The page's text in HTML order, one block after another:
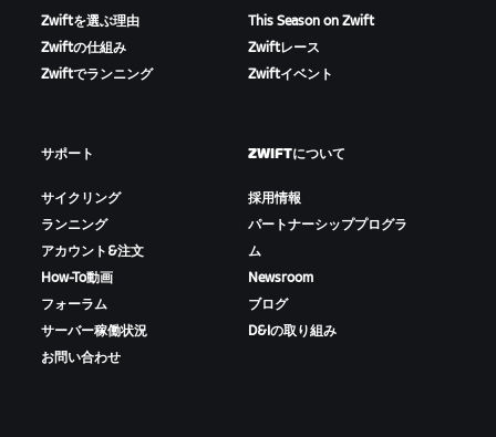
Zwiftを選ぶ理由
Zwiftの仕組み
Zwiftでランニング
This Season on Zwift
Zwiftレース
Zwiftイベント
サポート
サイクリング
ランニング
アカウント&注文
How-To動画
フォーラム
サーバー稼働状況
お問い合わせ
ZWIFTについて
採用情報
パートナーシッププログラ
ム
Newsroom
ブログ
D&Iの取り組み